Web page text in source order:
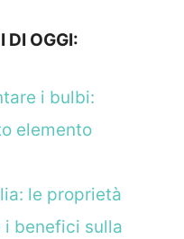
DI OGGI:
i bulbi:
elemento
le proprietà
benefici sulla